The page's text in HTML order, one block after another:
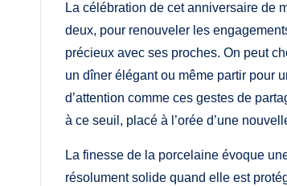
La célébration de cet anniversaire de
deux, pour renouveler les
précieux avec ses proches. On peut
un dîner élégant ou même partir pour
d’attention comme ces gestes de
à ce seuil, placé à l’orée d’une
La finesse de la porcelaine évoque
résolument solide quand elle est